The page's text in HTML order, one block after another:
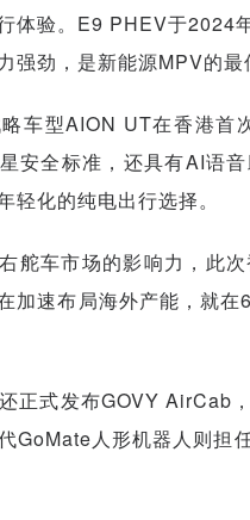
体验。E9 PHEV于2024
强劲，是新能源MPV的最
车型AION UT在香港首
安全标准，还具有AI语
轻化的纯电出行选择。
舵车市场的影响力，此
加速布局海外产能，就
正式发布GOVY AirCab
GoMate人形机器人则担